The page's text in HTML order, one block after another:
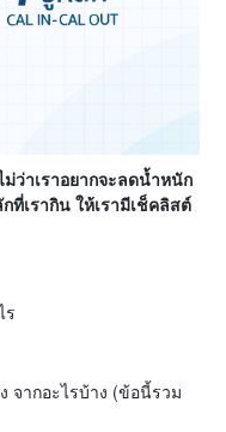
ว่าเราอยากจะลดน้ำหนัก
เรากิน ให้เรามีเช็คลิสต์
กอะไรบ้าง (ข้อนี้รวม